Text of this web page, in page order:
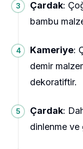
Çardak:
bambu
Kameriye:
demir
dekoratiftir.
Çardak:
dinlenme ve